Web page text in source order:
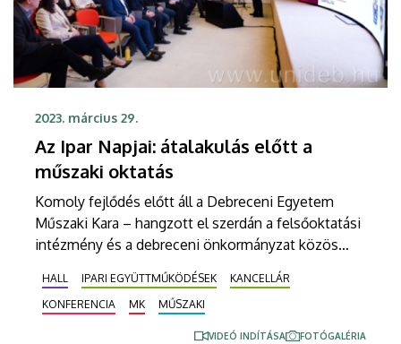
2023. március 29.
Az Ipar Napjai: átalakulás előtt a
műszaki oktatás
Komoly fejlődés előtt áll a Debreceni Egyetem
Műszaki Kara – hangzott el szerdán a felsőoktatási
intézmény és a debreceni önkormányzat közös
nyitórendezvényén a Nagyerdei Stadionban. A
programhoz kapcsolódó szakkiállításon a városban
működő nagy iparvállalatok mutatkoznak be.
HALL IPARI EGYÜTTMŰKÖDÉSEK
KANCELLÁR
KONFERENCIA
MK MŰSZAKI
VIDEÓ INDÍTÁSA FOTÓGALÉRIA